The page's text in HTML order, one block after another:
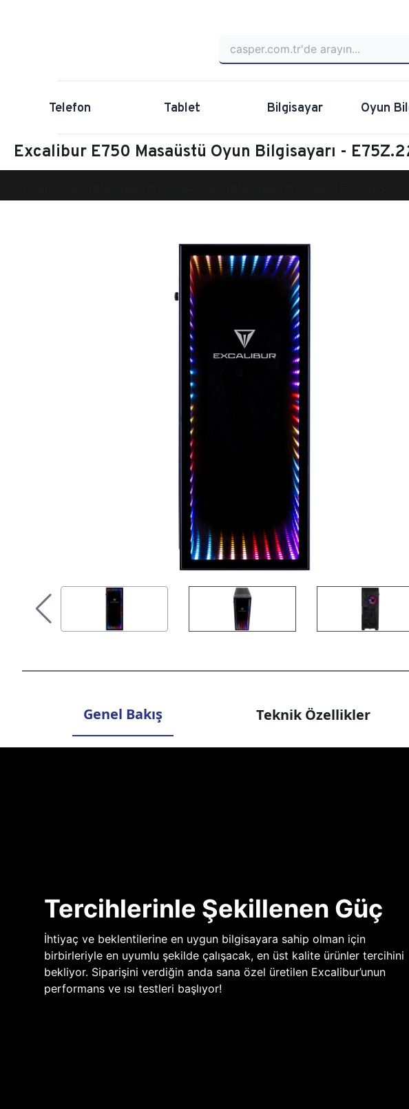
Telefon Tablet Bilgisayar Oyun
Excalibur E750 Masaüstü Oyun Bilgisayarı -
Genel Bakış Teknik Özellikler
Tercihlerinle Şekillenen Güç
İhtiyaç ve beklentilerine en uygun bilgisayara sahip olman için
birbirleriyle en uyumlu şekilde çalışacak, en üst kalite ürünler tercihini
bekliyor. Siparişini verdiğin anda sana özel üretilen Excalibur’unun
performans ve ısı testleri başlıyor!